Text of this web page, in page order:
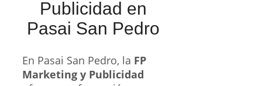
Publicidad en
Pasai San Pedro
En Pasai San Pedro, la FP
Marketing y Publicidad